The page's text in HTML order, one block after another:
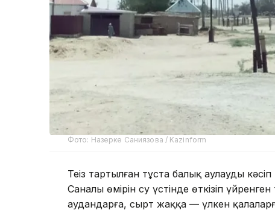
Фото: Назерке Саниязова / Kazinform
Теңіз тартылған тұста балық аулауды
Саналы өмірін су үстінде өткізіп
аудандарға, сырт жаққа — үлкен